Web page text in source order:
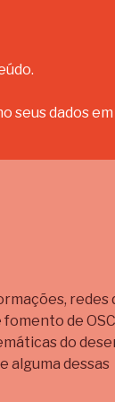
seus dados
redes
de
do
alguma dessas